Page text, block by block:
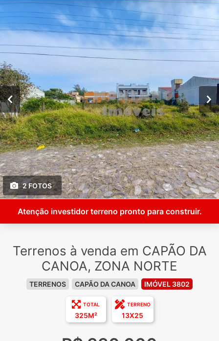
2 FOTOS
Atenção investidor terreno pronto para construir.
Terrenos à venda em CAPÃO DA
CANOA, ZONA NORTE
TERRENOS CAPÃO DA CANOA IMÓVEL 3802
TOTAL
325M²
TERRENO
13X25